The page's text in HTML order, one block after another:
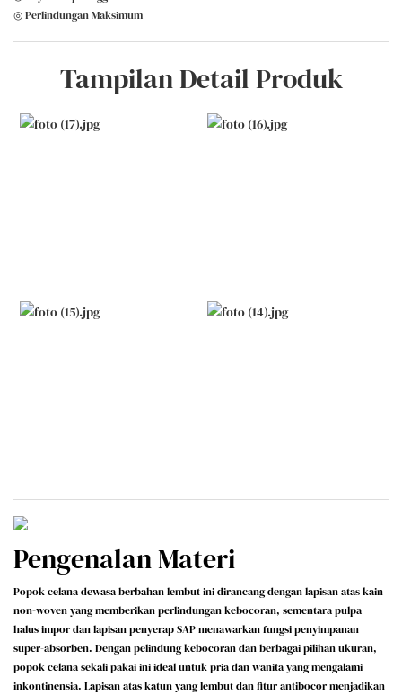
◎ Perlindungan Maksimum
Tampilan Detail Produk
Pengenalan Materi
Popok celana dewasa berbahan lembut ini dirancang dengan lapisan atas kain
non-woven yang memberikan perlindungan kebocoran, sementara pulpa
halus impor dan lapisan penyerap SAP menawarkan fungsi penyimpanan
super-absorben. Dengan pelindung kebocoran dan berbagai pilihan ukuran,
popok celana sekali pakai ini ideal untuk pria dan wanita yang mengalami
inkontinensia. Lapisan atas katun yang lembut dan fitur antibocor menjadikan